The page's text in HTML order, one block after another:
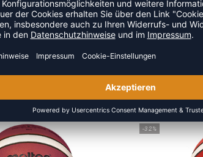
ZULETZT
AUS DER KATEGORIE
SALE
-32%